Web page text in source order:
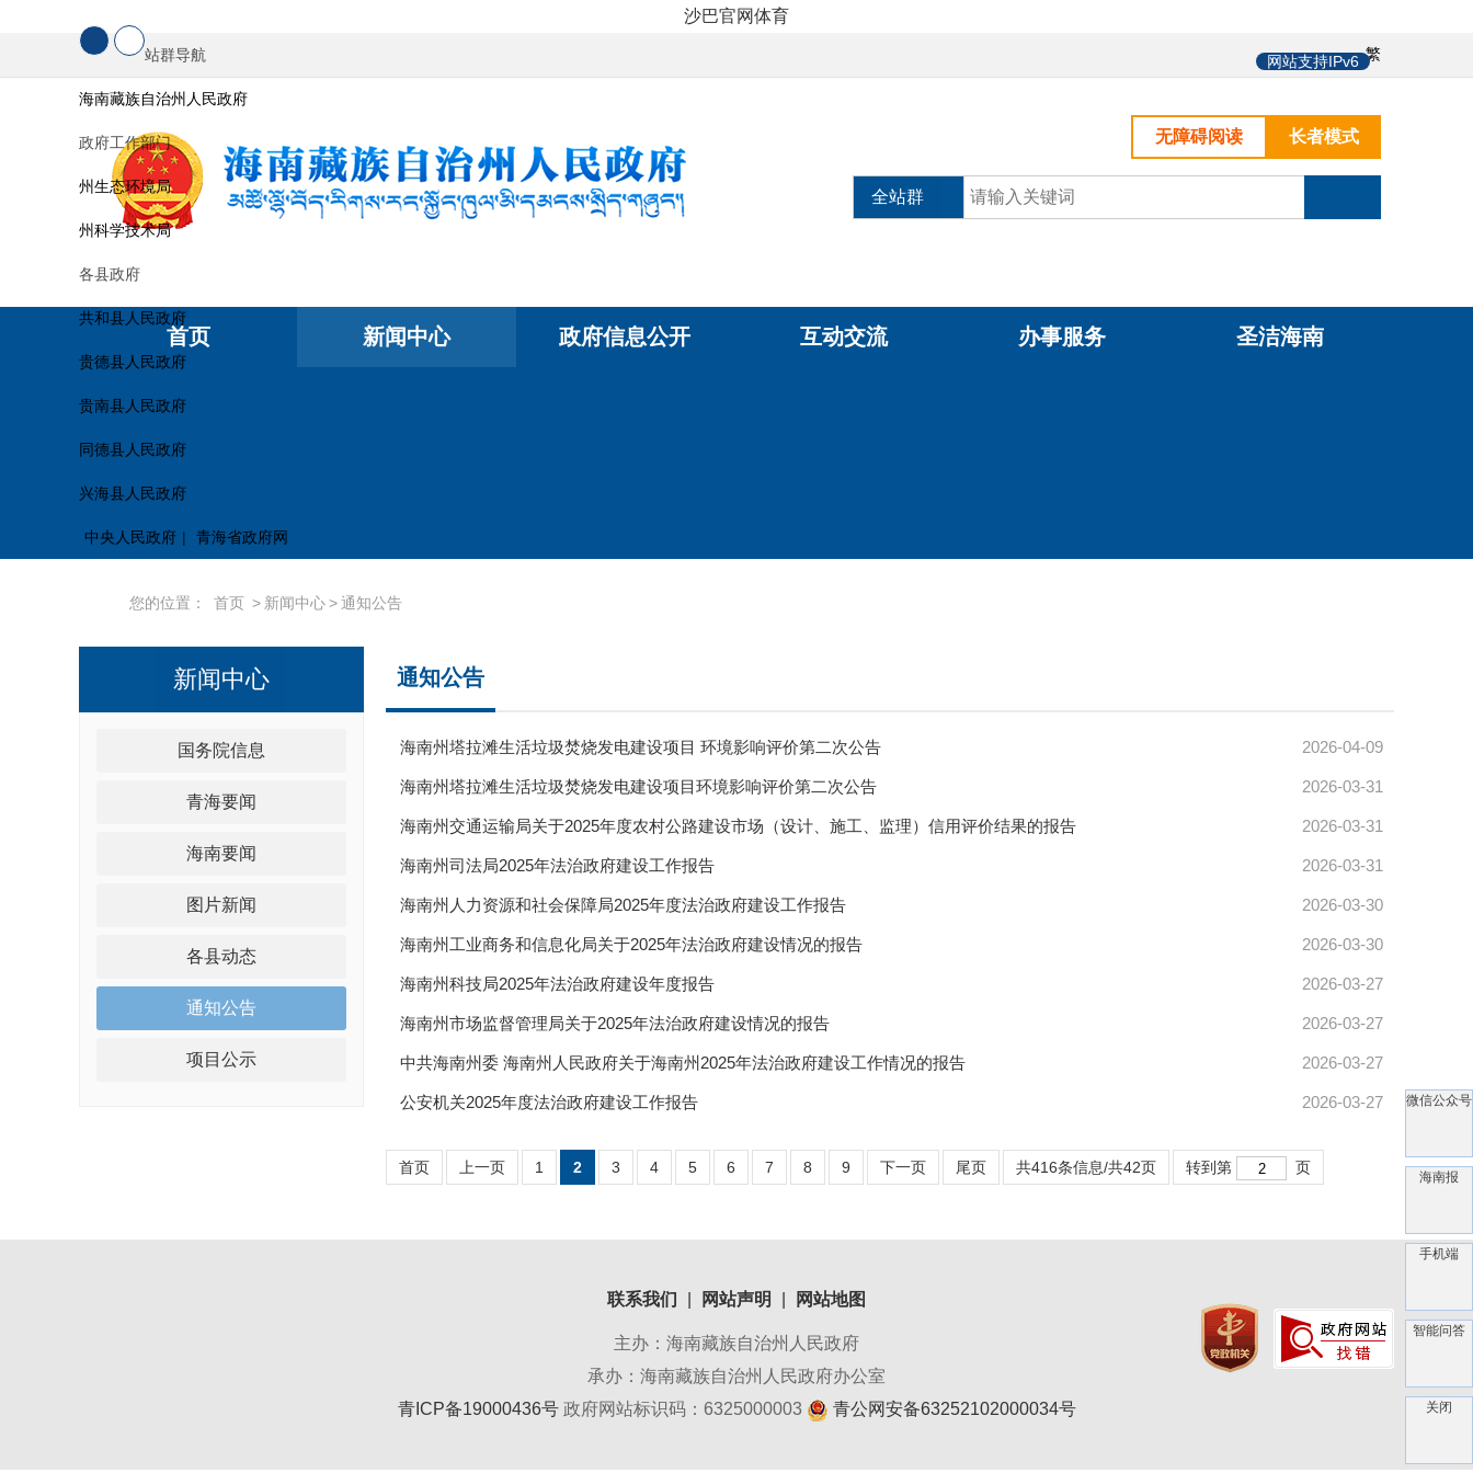
沙巴官网体育
中
繁
网站支持IPv6
站群导航
海南藏族自治州人民政府
政府工作部门
州生态环境局
州科学技术局
各县政府
共和县人民政府
贵德县人民政府
贵南县人民政府
同德县人民政府
兴海县人民政府
中央人民政府 | 青海省政府网
长者模式
无障碍阅读
全站群
首页 新闻中心 政府信息公开 互动交流 办事服务 圣洁海南
您的位置： 首页 > 新闻中心>通知公告
新闻中心
国务院信息
青海要闻
海南要闻
图片新闻
各县动态
通知公告
项目公示
通知公告
2026-04-09
海南州塔拉滩生活垃圾焚烧发电建设项目 环境影响评价第二次公告
2026-03-31
海南州塔拉滩生活垃圾焚烧发电建设项目环境影响评价第二次公告
2026-03-31
海南州交通运输局关于2025年度农村公路建设市场（设计、施工、监理）信用评价结果的报告
2026-03-31
海南州司法局2025年法治政府建设工作报告
2026-03-30
海南州人力资源和社会保障局2025年度法治政府建设工作报告
2026-03-30
海南州工业商务和信息化局关于2025年法治政府建设情况的报告
2026-03-27
海南州科技局2025年法治政府建设年度报告
2026-03-27
海南州市场监督管理局关于2025年法治政府建设情况的报告
2026-03-27
中共海南州委 海南州人民政府关于海南州2025年法治政府建设工作情况的报告
2026-03-27
公安机关2025年度法治政府建设工作报告
首页 上一页 1 2 3 4 5 6 7 8 9 下一页 尾页 共416条信息/共42页 转到第 页
联系我们 网站声明 网站地图
主办：海南藏族自治州人民政府
承办：海南藏族自治州人民政府办公室
青ICP备19000436号政府网站标识码：6325000003 青公网安备63252102000034号
微信公众号
海南报
手机端
智能问答
关闭